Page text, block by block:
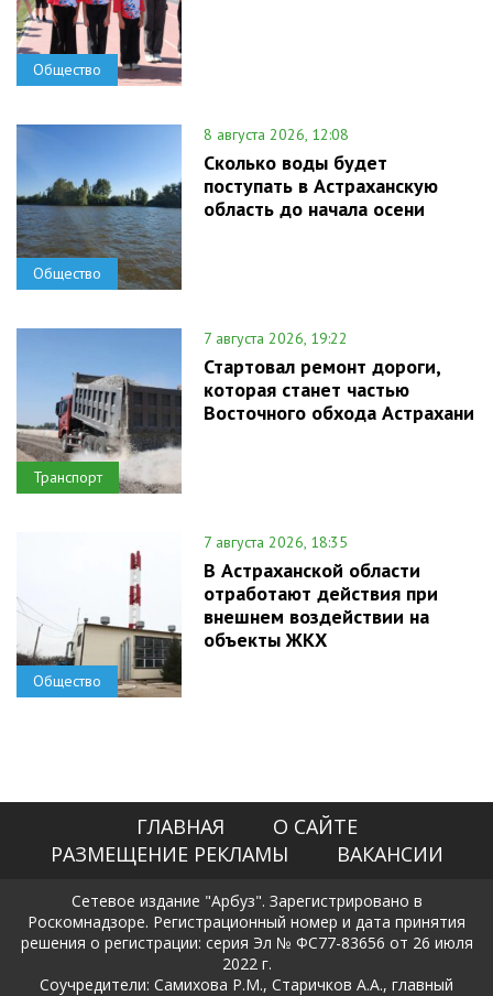
Общество
Общество
8 августа 2026, 12:08
Сколько воды будет
поступать в Астраханскую
область до начала осени
Транспорт
7 августа 2026, 19:22
Стартовал ремонт дороги,
которая станет частью
Восточного обхода Астрахани
Общество
7 августа 2026, 18:35
В Астраханской области
отработают действия при
внешнем воздействии на
объекты ЖКХ
ГЛАВНАЯ
О САЙТЕ
РАЗМЕЩЕНИЕ РЕКЛАМЫ
ВАКАНСИИ
Сетевое издание "Арбуз". Зарегистрировано в
Роскомнадзоре. Регистрационный номер и дата принятия
решения о регистрации: серия Эл № ФС77-83656 от 26 июля
2022 г.
Соучредители: Самихова Р.М., Старичков А.А., главный